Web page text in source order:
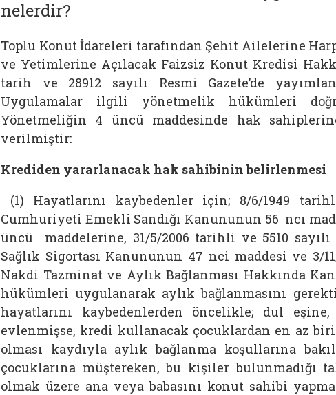
nelerdir?
Toplu Konut İdareleri tarafından Şehit Ailelerine
ve Yetimlerine Açılacak Faizsiz Konut Kredisi
tarih ve 28912 sayılı Resmi Gazete’de
Uygulamalar ilgili yönetmelik hükümleri
Yönetmeliğin 4 üncü maddesinde hak
verilmiştir:
Krediden yararlanacak hak sahibinin belirlenmesi
(1) Hayatlarını kaybedenler için; 8/6/1949
Cumhuriyeti Emekli Sandığı Kanununun 56 ncı
üncü maddelerine, 31/5/2006 tarihli ve 5510
Sağlık Sigortası Kanununun 47 nci maddesi ve 3/
Nakdi Tazminat ve Aylık Bağlanması Hakkında
hükümleri uygulanarak aylık bağlanmasını
hayatlarını kaybedenlerden öncelikle; dul
evlenmişse, kredi kullanacak çocuklardan en az
olması kaydıyla aylık bağlanma koşullarına
çocuklarına müştereken, bu kişiler bulunmadığı
olmak üzere ana veya babasını konut sahibi